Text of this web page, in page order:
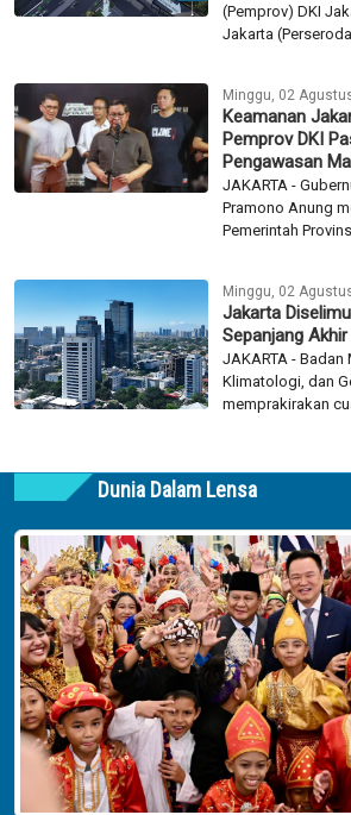
(Pemprov) DKI
Jakarta
Minggu, 02
Keamanan
Pemprov DKI
Pengawasan
JAKARTA -
Pramono Anung
Pemerintah
Minggu, 02
Jakarta
Sepanjang
JAKARTA -
Klimatologi, dan
memprakirakan
Dunia Dalam Lensa